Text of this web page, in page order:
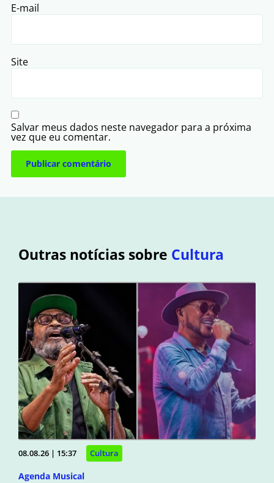
E-mail
Site
Salvar meus dados neste navegador para a próxima
vez que eu comentar.
Outras notícias sobre Cultura
08.08.26 | 15:37 Cultura
Agenda Musical